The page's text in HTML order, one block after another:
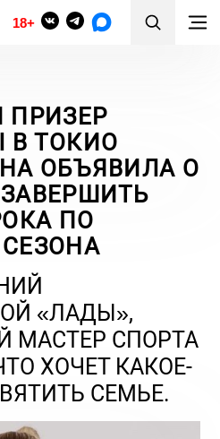
18+
ПРИЗЕР
ТОКИО
ОБЪЯВИЛА О
ПО
«ЛАДЫ»,
МАСТЕР СПОРТА
ХОЧЕТ КАКОЕ-
СЕМЬЕ.